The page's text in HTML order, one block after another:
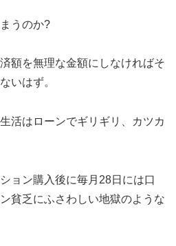
うのか?
額を無理な金額にしなければそ
いはず。
活はローンでギリギリ、カツカ
ョン購入後に毎月28日には口
貧乏にふさわしい地獄のような